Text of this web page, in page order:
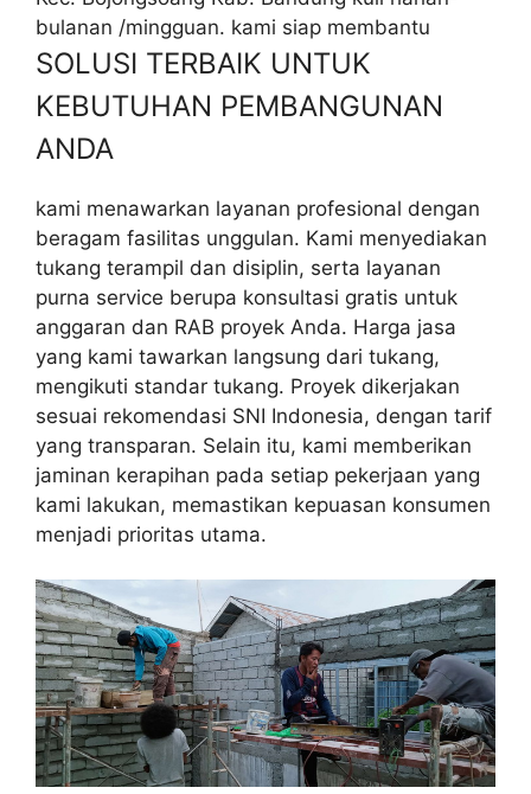
bulanan /mingguan. kami siap membantu
SOLUSI TERBAIK UNTUK
KEBUTUHAN PEMBANGUNAN
ANDA
kami menawarkan layanan profesional dengan
beragam fasilitas unggulan. Kami menyediakan
tukang terampil dan disiplin, serta layanan
purna service berupa konsultasi gratis untuk
anggaran dan RAB proyek Anda. Harga jasa
yang kami tawarkan langsung dari tukang,
mengikuti standar tukang. Proyek dikerjakan
sesuai rekomendasi SNI Indonesia, dengan tarif
yang transparan. Selain itu, kami memberikan
jaminan kerapihan pada setiap pekerjaan yang
kami lakukan, memastikan kepuasan konsumen
menjadi prioritas utama.